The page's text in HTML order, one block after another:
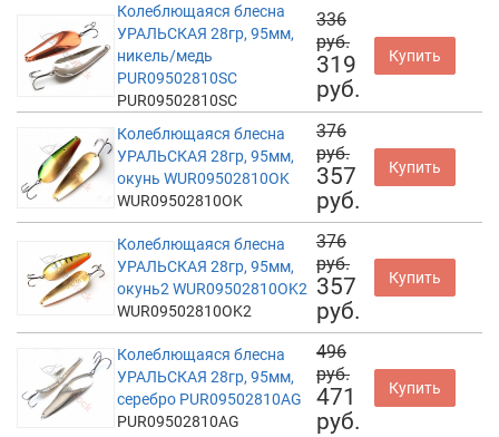
Колеблющаяся блесна
УРАЛЬСКАЯ 28гр, 95мм,
никель/медь
PUR09502810SC
PUR09502810SC
336
руб.
319
руб.
Купить
Колеблющаяся блесна
УРАЛЬСКАЯ 28гр, 95мм,
окунь WUR09502810OK
WUR09502810OK
376
руб.
357
руб.
Купить
Колеблющаяся блесна
УРАЛЬСКАЯ 28гр, 95мм,
окунь2 WUR09502810OK2
WUR09502810OK2
376
руб.
357
руб.
Купить
Колеблющаяся блесна
УРАЛЬСКАЯ 28гр, 95мм,
серебро PUR09502810AG
PUR09502810AG
496
руб.
471
руб.
Купить